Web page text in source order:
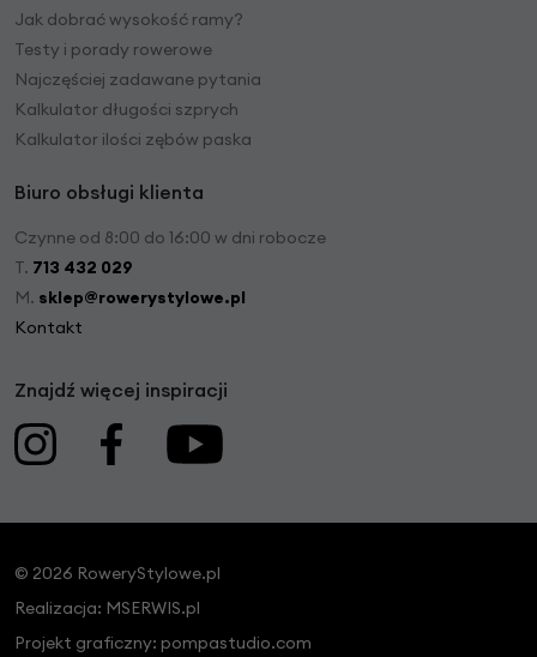
Jak dobrać wysokość ramy?
Testy i porady rowerowe
Najczęściej zadawane pytania
Kalkulator długości szprych
Kalkulator ilości zębów paska
Biuro obsługi klienta
Czynne od 8:00 do 16:00 w dni robocze
T. 713 432 029
M. sklep@rowerystylowe.pl
Kontakt
Znajdź więcej inspiracji
© 2026 RoweryStylowe.pl
Realizacja: MSERWIS.pl
Projekt graficzny: pompastudio.com